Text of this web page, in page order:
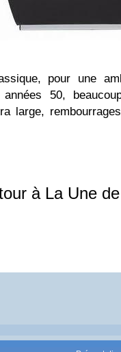
pour une
50,
large,
à La Une de